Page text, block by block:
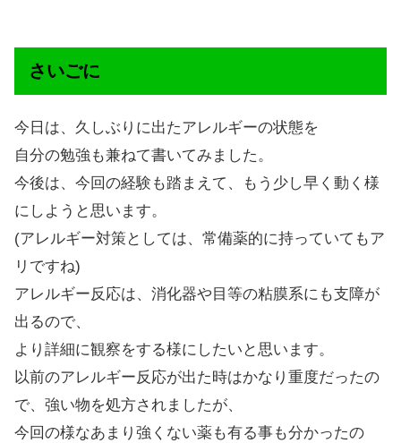
さいごに
今日は、久しぶりに出たアレルギーの状態を
自分の勉強も兼ねて書いてみました。
今後は、今回の経験も踏まえて、もう少し早く動く様
にしようと思います。
(アレルギー対策としては、常備薬的に持っていてもア
リですね)
アレルギー反応は、消化器や目等の粘膜系にも支障が
出るので、
より詳細に観察をする様にしたいと思います。
以前のアレルギー反応が出た時はかなり重度だったの
で、強い物を処方されましたが、
今回の様なあまり強くない薬も有る事も分かったの